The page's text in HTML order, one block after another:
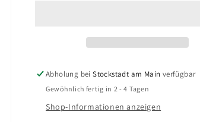
Abholung beiStockstadt am Main verfügbar
Gewöhnlich fertig in 2 - 4 Tagen
Shop-Informationen anzeigen